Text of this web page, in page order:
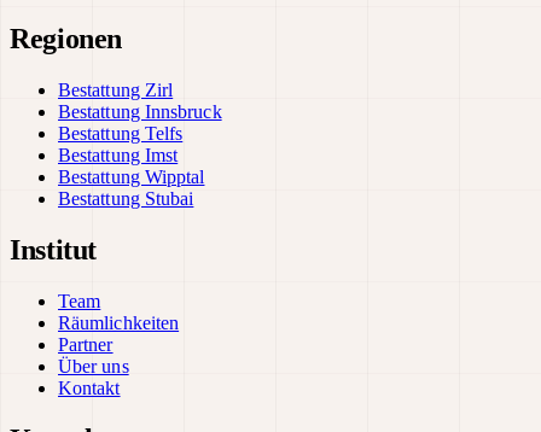
Regionen
Bestattung Zirl
Bestattung Innsbruck
Bestattung Telfs
Bestattung Imst
Bestattung Wipptal
Bestattung Stubai
Institut
Team
Räumlichkeiten
Partner
Über uns
Kontakt